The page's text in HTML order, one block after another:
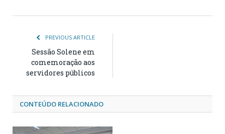
PREVIOUS ARTICLE
Sessão Solene em
comemoração aos
servidores públicos
CONTEÚDO RELACIONADO